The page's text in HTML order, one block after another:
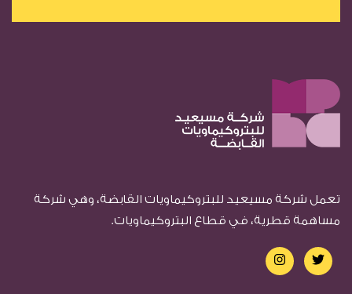
تعمل شركة مسيعيد للبتروكيماويات القابضة، وهي شركة
مساهمة قطرية، في قطاع البتروكيماويات.